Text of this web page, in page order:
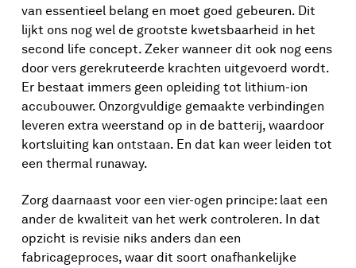
van essentieel belang en moet goed gebeuren. Dit
lijkt ons nog wel de grootste kwetsbaarheid in het
second life concept. Zeker wanneer dit ook nog eens
door vers gerekruteerde krachten uitgevoerd wordt.
Er bestaat immers geen opleiding tot lithium-ion
accubouwer. Onzorgvuldige gemaakte verbindingen
leveren extra weerstand op in de batterij, waardoor
kortsluiting kan ontstaan. En dat kan weer leiden tot
een thermal runaway.
Zorg daarnaast voor een vier-ogen principe: laat een
ander de kwaliteit van het werk controleren. In dat
opzicht is revisie niks anders dan een
fabricageproces, waar dit soort onafhankelijke